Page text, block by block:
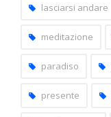
lasciarsi andare
meditazione
paradiso
presente